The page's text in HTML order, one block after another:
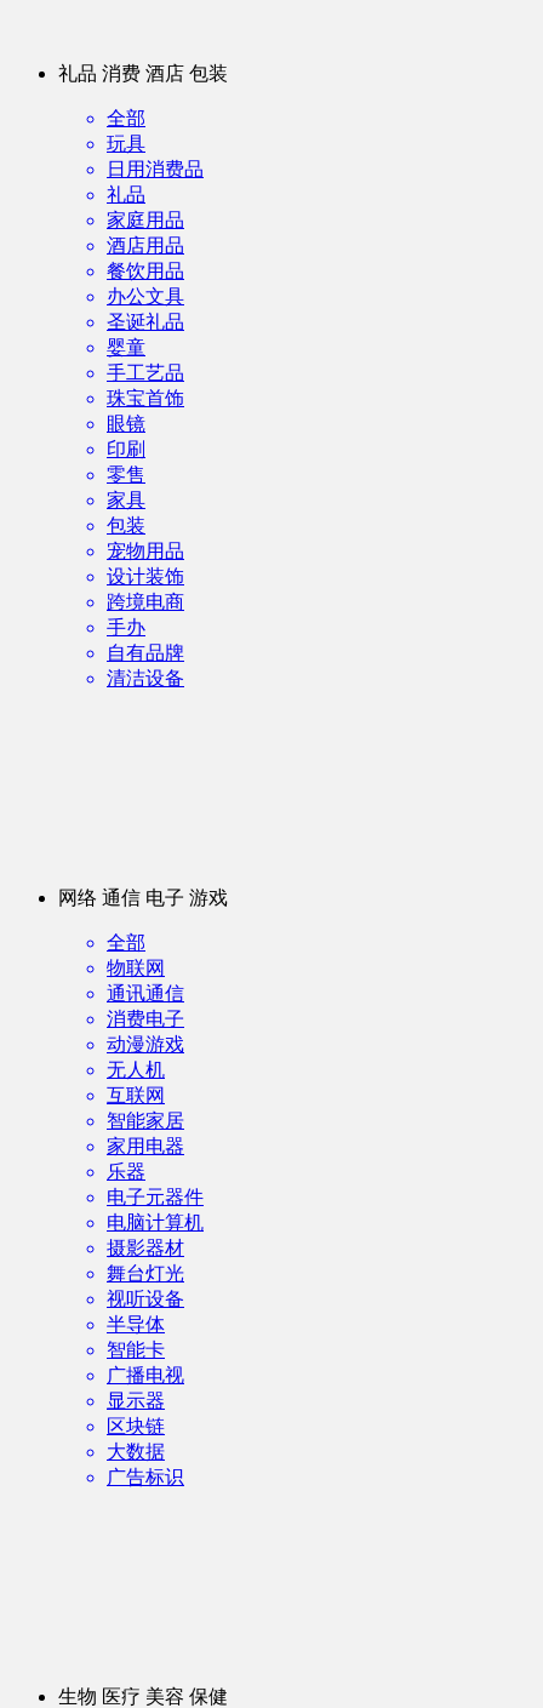
礼品 消费 酒店 包装
全部
玩具
日用消费品
礼品
家庭用品
酒店用品
餐饮用品
办公文具
圣诞礼品
婴童
手工艺品
珠宝首饰
眼镜
印刷
零售
家具
包装
宠物用品
设计装饰
跨境电商
手办
自有品牌
清洁设备
网络 通信 电子 游戏
全部
物联网
通讯通信
消费电子
动漫游戏
无人机
互联网
智能家居
家用电器
乐器
电子元器件
电脑计算机
摄影器材
舞台灯光
视听设备
半导体
智能卡
广播电视
显示器
区块链
大数据
广告标识
生物 医疗 美容 保健